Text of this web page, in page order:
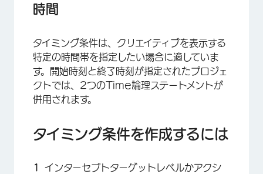
時間
タイミング条件は、クリエイティブを表示する
特定の時間帯を指定したい場合に適していま
す。開始時刻と終了時刻が指定されたプロジェ
クトでは、2つのTime論理ステートメントが
併用されます。
タイミング条件を作成するには
インターセプトターゲットレベルかアクシ